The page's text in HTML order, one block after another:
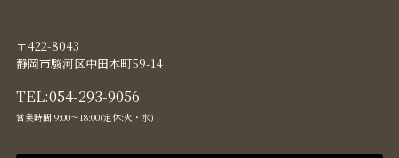
〒422-8043
静岡市駿河区中田本町59-14
TEL:054-293-9056
営業時間 9:00〜18:00(定休:火・水)